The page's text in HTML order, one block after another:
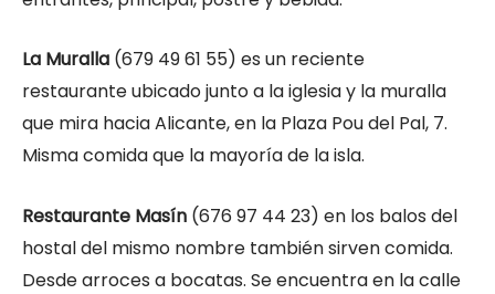
La Muralla (679 49 61 55) es un reciente
restaurante ubicado junto a la iglesia y la muralla
que mira hacia Alicante, en la Plaza Pou del Pal, 7.
Misma comida que la mayoría de la isla.
Restaurante Masín (676 97 44 23) en los balos del
hostal del mismo nombre también sirven comida.
Desde arroces a bocatas. Se encuentra en la calle